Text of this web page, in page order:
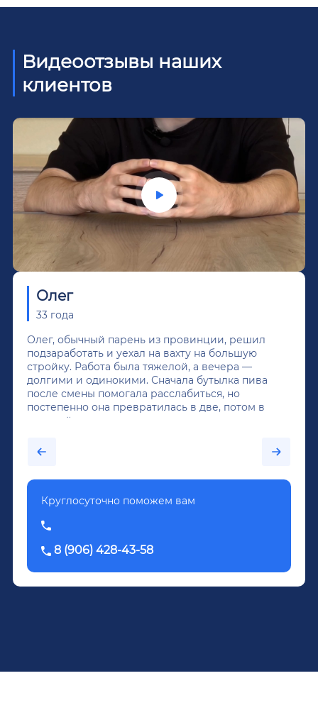
Видеоотзывы наших
клиентов
Олег
33 года
Олег, обычный парень из провинции, решил
подзаработать и уехал на вахту на большую
стройку. Работа была тяжелой, а вечера —
долгими и одинокими. Сначала бутылка пива
после смены помогала расслабиться, но
постепенно она превратилась в две, потом в
крепкий алкоголь, и вот он уже пил почти
было назначено кодирование по методу
Круглосуточно поможем вам
8 (906) 428-43-58